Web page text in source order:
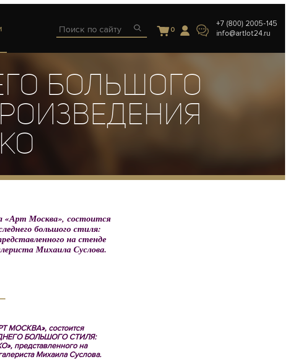
0
+7 (800) 2005-145
info@artlot24.ru
БОЛЬШОГО
«Арт Москва», состоится
большого стиля:
на стенде
Михаила Суслова.
МОСКВА», состоится
БОЛЬШОГО СТИЛЯ:
представленного на
Михаила Суслова.